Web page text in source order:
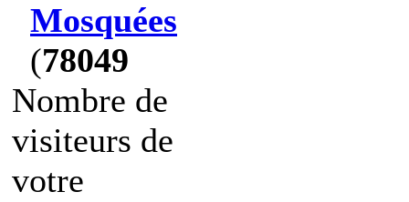
Mosquées
(78049
Nombre de
visiteurs de
votre